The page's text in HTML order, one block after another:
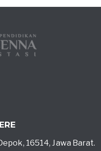
16514, Jawa Barat.